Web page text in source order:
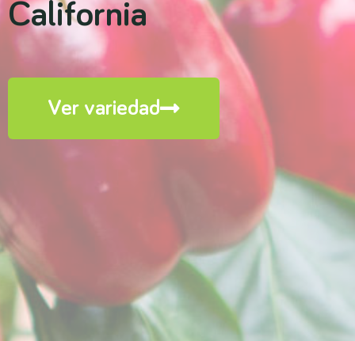
California
Ver variedad